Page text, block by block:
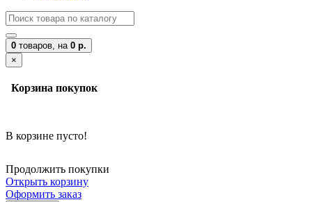
0 товаров, на 0 р.
×
Корзина покупок
В корзине пусто!
Продолжить покупки
Открыть корзину
Оформить заказ